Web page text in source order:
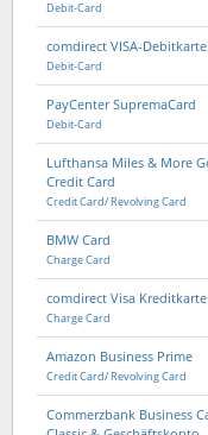
Debit-Card
comdirect VISA-Debitkarte
Debit-Card
PayCenter SupremaCard
Debit-Card
Lufthansa Miles & More
Credit Card
Credit Card/ Revolving Card
BMW Card
Charge Card
comdirect Visa Kreditkarte
Charge Card
Amazon Business Prime
Credit Card/ Revolving Card
Commerzbank Business